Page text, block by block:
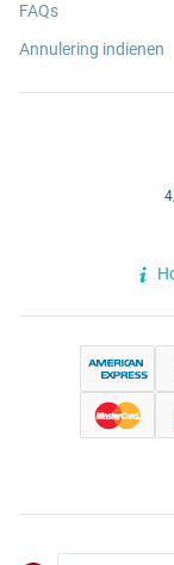
FAQs
Annulering indienen